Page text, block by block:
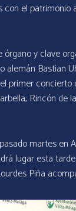
el
y clave
Bastian
primer
Rincón de
martes en
lugar esta
Piña